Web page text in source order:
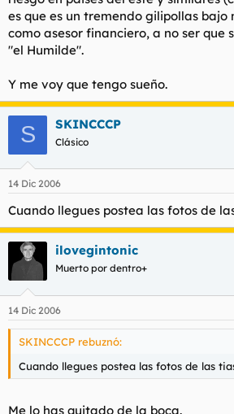
es que es un tremendo gilipollas bajo
como asesor financiero, a no ser que
"el Humilde".
Y me voy que tengo sueño.
S SKINCCCP
Clásico
14 Dic 2006
Cuando llegues postea las fotos de
ilovegintonic
Muerto por dentro+
14 Dic 2006
SKINCCCP rebuznó:
Cuando llegues postea las fotos de las
Me lo has quitado de la boca.